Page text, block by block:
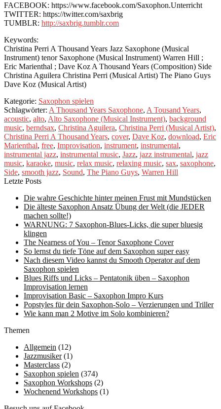
FACEBOOK: https://www.facebook.com/Saxophon.Unterricht
TWITTER: https://twitter.com/saxbrig
TUMBLR: http://saxbrig.tumblr.com
Keywords:
Christina Perri A Thousand Years Jazz Saxophone (Musical
Instrument) tenor Saxophone (Musical Instrument) Warren Hill ;
Eric Marienthal ; Dave Koz A Thousand Years (Composition) Side
Christina Aguilera Christina Perri (Musical Artist) The Piano Guys
Dave Koz (Musical Artist)
Kategorie: Saxophon spielen
Schlagwörter: A Thousand Years Saxophone, A Tousand Years,
acoustic, alto, Alto Saxophone (Musical Instrument), background
music, berndsax, Christina Aguilera, Christina Perri (Musical Artist),
Christina Perri A Thousand Years, cover, Dave Koz, download, Eric
Marienthal, free, Improvisation, instrument, instrumental,
instrumental jazz, instrumental music, Jazz, jazz instrumental, jazz
music, karaoke, music, relax music, relaxing music, sax, saxophone,
Side, smooth jazz, Sound, The Piano Guys, Warren Hill
Letzte Posts
Die wahre Geschichte hinter meinen Frust mit Mundstücken
Die älteste Saxophon Ansatz Übung der Welt (die JEDER
machen sollte!)
WARNUNG: 7 Saxophon-Blues-Licks, die super bluesig
klingen
The Nearness of You – Tenor Saxophone Cover
So lernst du tiefe Töne auf dem Saxophon super easy
Nach diesem Video kannst du Smooth Operator auf dem
Saxophon spielen
Blues Riffs und Licks – Pentatonik üben – Saxophon
Improvisation lernen
Improvisation Basic – Saxophon Impro Kurs
Popstyles für dein Saxophon-Solo – Verzierungen und Triller
Wie kann man 2 Motive im Solo kombinieren?
Themen
Allgemein (12)
Jazzmusiker(1)
Masterclass (2)
Saxophon spielen (374)
Saxophon Workshops (2)
Wochenend Workshops (1)